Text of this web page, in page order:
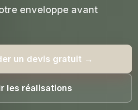
enveloppe avant
un devis gratuit →
les réalisations